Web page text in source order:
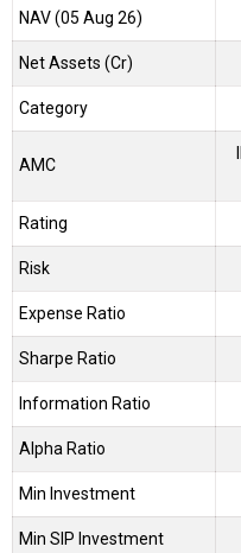
NAV (05 Aug 26)
Net Assets (Cr)
Category
AMC
Rating
Risk
Expense Ratio
Sharpe Ratio
Information Ratio
Alpha Ratio
Min Investment
Min SIP Investment